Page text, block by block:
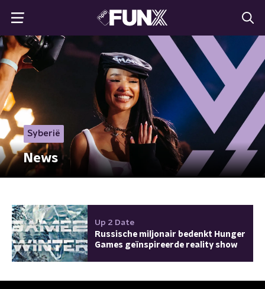
Syberië
News
Up 2 Date
Russische miljonair bedenkt Hunger
Games geïnspireerde reality show